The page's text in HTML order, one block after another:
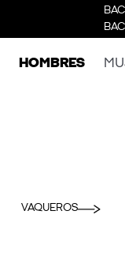
HOMBRES
VAQUEROS